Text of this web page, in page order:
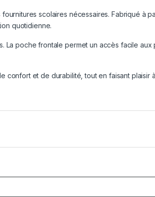
scolaires nécessaires. Fabriqué à
quotidienne.
La poche frontale permet un accès facile aux
confort et de durabilité, tout en faisant plaisir